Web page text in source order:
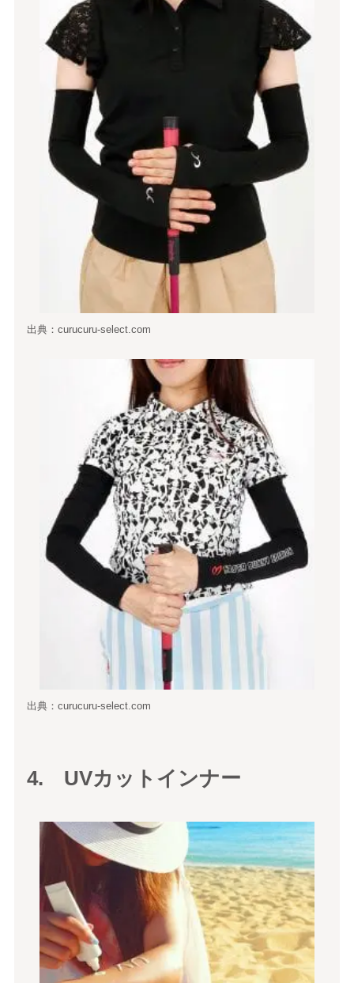
出典：curucuru-select.com
出典：curucuru-select.com
4. UVカットインナー